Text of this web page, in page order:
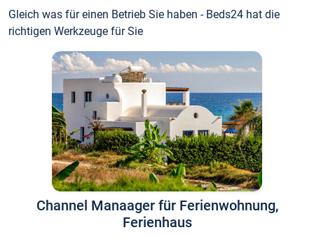
Gleich was für einen Betrieb Sie haben - Beds24 hat die
richtigen Werkzeuge für Sie
Channel Manaager für Ferienwohnung,
Ferienhaus